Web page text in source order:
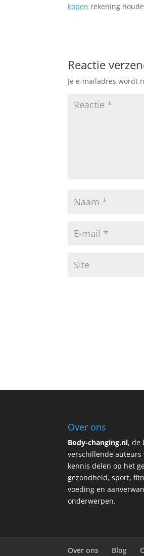
kopen rekening
Reactie
Je e-mailadres wordt
Over ons
Body-changing.nl, de
verschillende auteurs
kennis delen op het
gezondheid, sport,
voeding en
onderwerpen.
Over ons Blog